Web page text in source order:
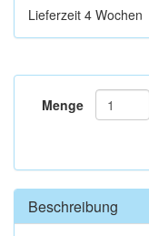
Lieferzeit 4 Wochen
Menge
Beschreibung